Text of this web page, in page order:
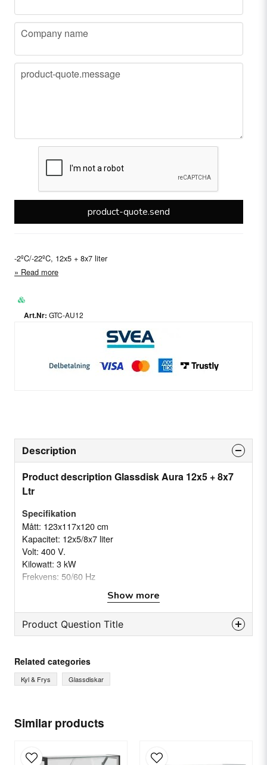
company
Company name
message
product-quote.message
product-quote.send
-2ºC/-22ºC, 12x5 + 8x7 liter
Read more
GTC-AU12
Similar products
Description
Product description Glassdisk Aura 12x5 + 8x7
Ltr
Specifikation
Mått: 123x117x120 cm
Kapacitet: 12x5/8x7 liter
Volt: 400 V.
Kilowatt: 3 kW
Frekvens: 50/60 Hz
Kompressor: Hermetisk
Show more
Product Question Title
Ask us something about this product...
Name
email
Related categories
Kyl & Frys Glassdiskar